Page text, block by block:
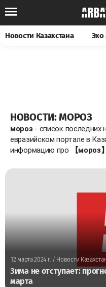
Новости Казахстана
НОВОСТИ: МОРОЗ
мороз - список последних
евразийском портале в
информацию про
【мороз】
12 марта 2024 г. / Новости
Зима не отступает:
марта